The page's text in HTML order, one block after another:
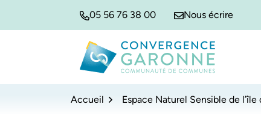
05 56 76 38 00 Nous écrire
Convergence
Accueil Espace Naturel Sensible de l’île